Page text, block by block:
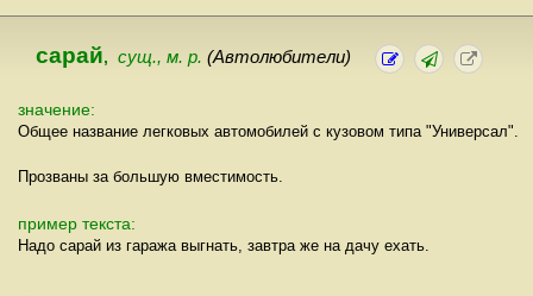
сарай, сущ., м. р. (Автолюбители)
значение:
Общее название легковых автомобилей с кузовом типа "Универсал".
Прозваны за большую вместимость.
пример текста:
Надо сарай из гаража выгнать, завтра же на дачу ехать.